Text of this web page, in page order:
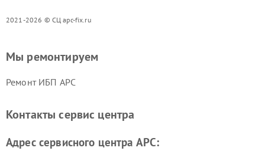
2021-2026 © СЦ apc-fix.ru
Мы ремонтируем
Ремонт ИБП APC
Контакты сервис центра
Адрес сервисного центра APC: